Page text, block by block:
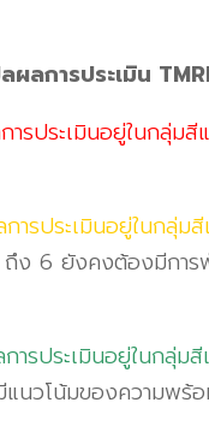
ลการประเมิน
ะเมินอยู่ในกลุ่มสี
ารประเมินอยู่ในกลุ่ม
ถึง6ยังคงต้องมีกา
ารประเมินอยู่ในกลุ่มสี
แนวโน้มของความพร้อ